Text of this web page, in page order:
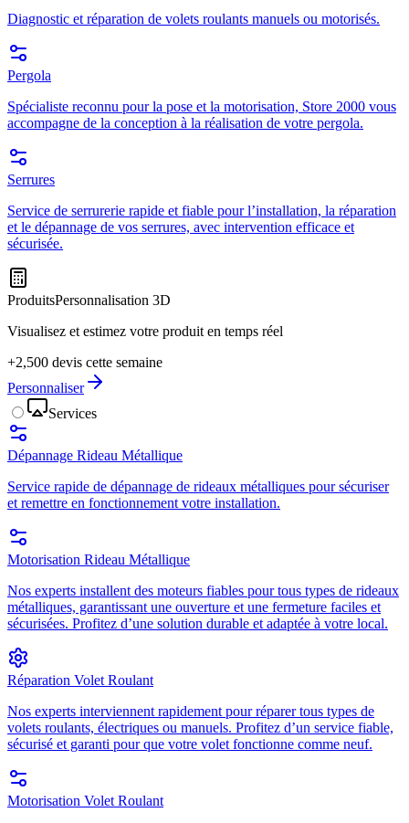
Diagnostic et réparation de volets roulants manuels ou motorisés.
Pergola
Spécialiste reconnu pour la pose et la motorisation, Store 2000 vous
accompagne de la conception à la réalisation de votre pergola.
Serrures
Service de serrurerie rapide et fiable pour l’installation, la réparation
et le dépannage de vos serrures, avec intervention efficace et
sécurisée.
ProduitsPersonnalisation 3D
Visualisez et estimez votre produit en temps réel
+2,500 devis cette semaine
Personnaliser
Services
Dépannage Rideau Métallique
Service rapide de dépannage de rideaux métalliques pour sécuriser
et remettre en fonctionnement votre installation.
Motorisation Rideau Métallique
Nos experts installent des moteurs fiables pour tous types de rideaux
métalliques, garantissant une ouverture et une fermeture faciles et
sécurisées. Profitez d’une solution durable et adaptée à votre local.
Réparation Volet Roulant
Nos experts interviennent rapidement pour réparer tous types de
volets roulants, électriques ou manuels. Profitez d’un service fiable,
sécurisé et garanti pour que votre volet fonctionne comme neuf.
Motorisation Volet Roulant